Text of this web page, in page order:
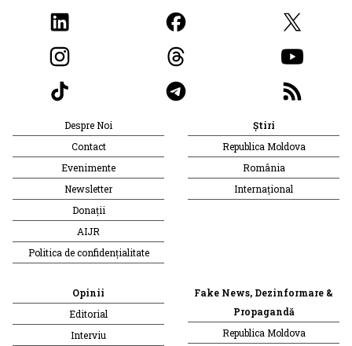
Despre Noi
Contact
Evenimente
Newsletter
Donații
AIJR
Politica de confidențialitate
Știri
Republica Moldova
România
Internațional
Opinii
Editorial
Interviu
Fake News, Dezinformare &
Propagandă
Republica Moldova